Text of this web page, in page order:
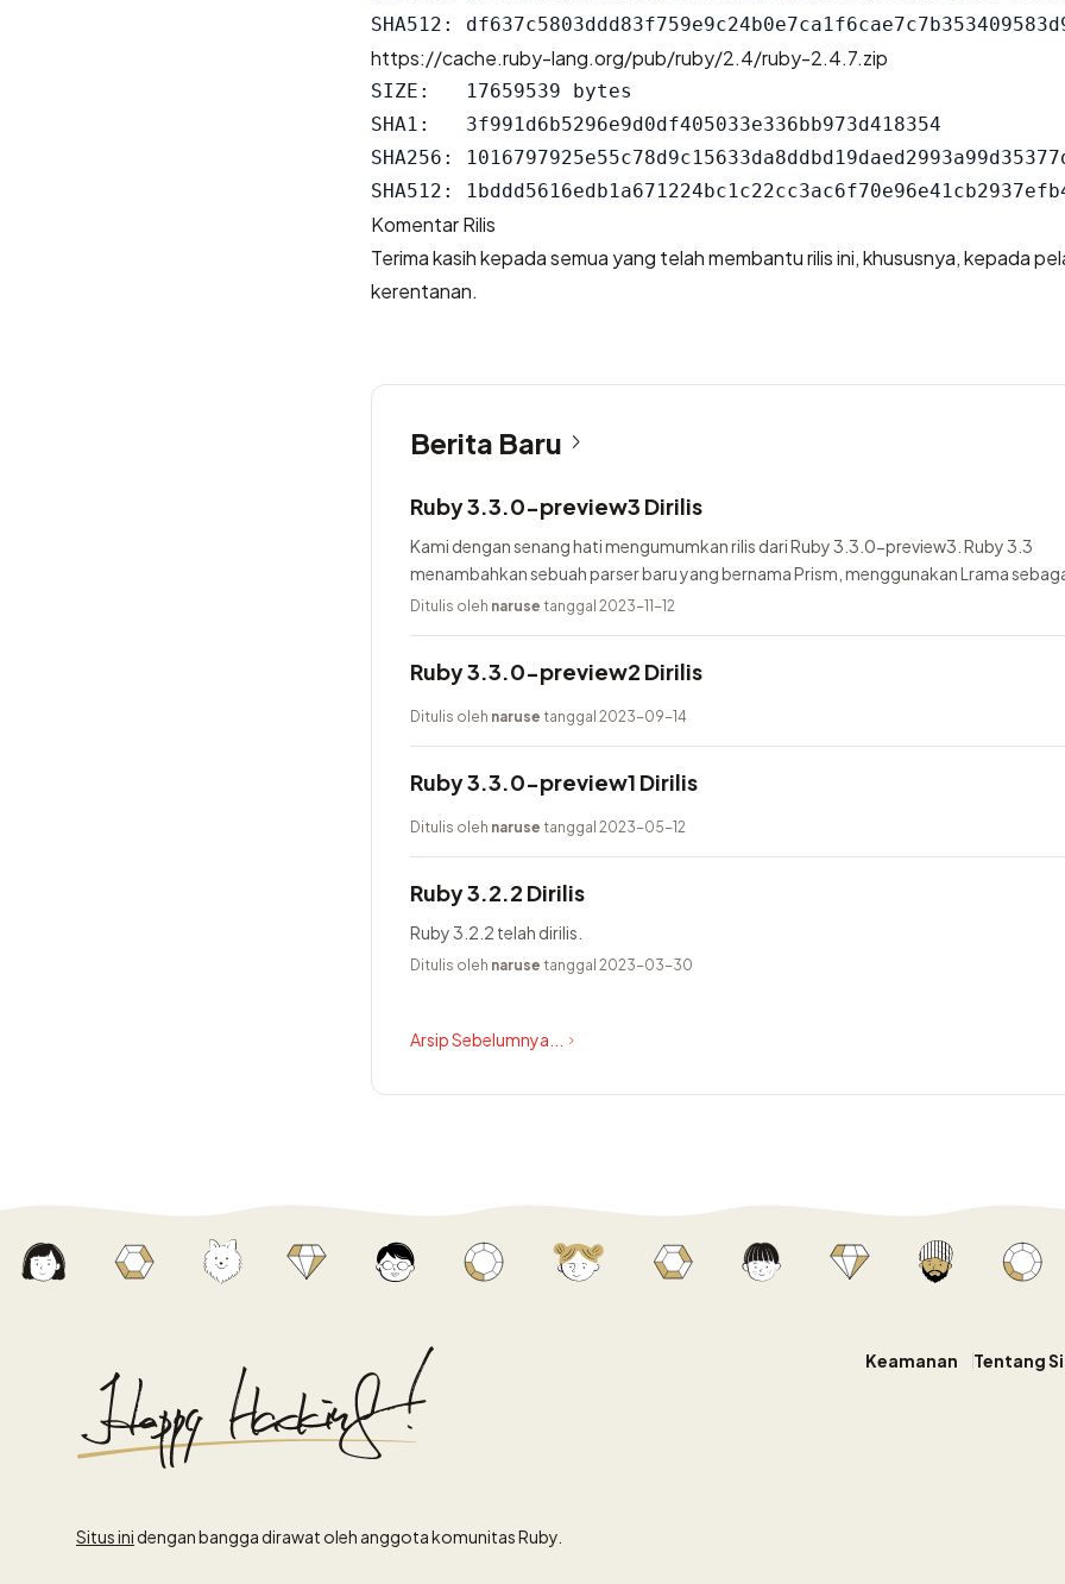
https://cache.ruby-lang.org/pub/ruby/2.4/ruby-2.4.7.zip
SIZE:   17659539 bytes
SHA1:   3f991d6b5296e9d0df405033e336bb973d418354
SHA256:
Komentar Rilis
Terima kasih kepada semua yang telah membantu rilis ini, khususnya, kepada
kerentanan.
Berita Baru
Ruby 3.3.0-preview3 Dirilis
Kami dengan senang hati mengumumkan rilis dari Ruby 3.3.0-preview3. Ruby 3.3
menambahkan sebuah parser baru yang bernama Prism, menggunakan Lrama
generator, menambahkan pure-Ruby...
Ditulis oleh naruse tanggal 2023-11-12
Ruby 3.3.0-preview2 Dirilis
Ditulis oleh naruse tanggal 2023-09-14
Ruby 3.3.0-preview1 Dirilis
Ditulis oleh naruse tanggal 2023-05-12
Ruby 3.2.2 Dirilis
Ruby 3.2.2 telah dirilis.
Ditulis oleh naruse tanggal 2023-03-30
Arsip Sebelumnya...
Keamanan Tentang
Situs inidengan bangga dirawat oleh anggota komunitas Ruby.